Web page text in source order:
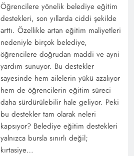
Öğrencilere yönelik belediye eğitim
destekleri, son yıllarda ciddi şekilde
arttı. Özellikle artan eğitim maliyetleri
nedeniyle birçok belediye,
öğrencilere doğrudan maddi ve ayni
yardım sunuyor. Bu destekler
sayesinde hem ailelerin yükü azalıyor
hem de öğrencilerin eğitim süreci
daha sürdürülebilir hale geliyor. Peki
bu destekler tam olarak neleri
kapsıyor? Belediye eğitim destekleri
yalnızca bursla sınırlı değil;
kırtasiye…